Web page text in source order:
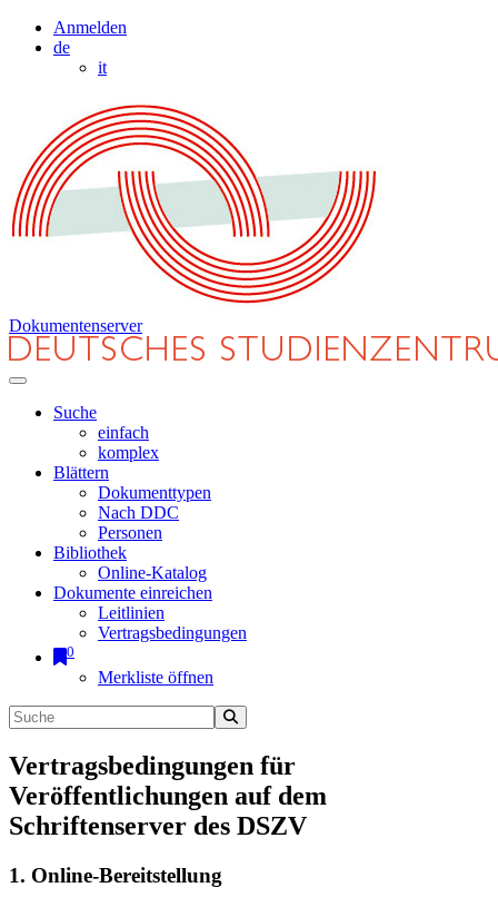
Anmelden
de
it
Dokumentenserver
Suche
einfach
komplex
Blättern
Dokumenttypen
Nach DDC
Personen
Bibliothek
Online-Katalog
Dokumente einreichen
Leitlinien
Vertragsbedingungen
0
Merkliste öffnen
Vertragsbedingungen für
Veröffentlichungen auf dem
Schriftenserver des DSZV
1. Online-Bereitstellung